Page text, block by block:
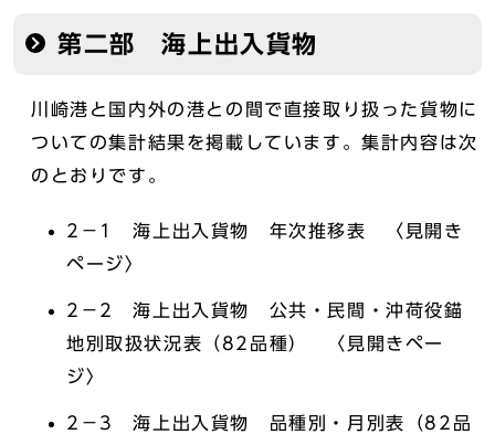
第二部 海上出入貨物
川崎港と国内外の港との間で直接取り扱った貨物に
ついての集計結果を掲載しています。集計内容は次
のとおりです。
2－1 海上出入貨物 年次推移表 〈見開き
ページ〉
2－2 海上出入貨物 公共・民間・沖荷役錨
地別取扱状況表（82品種） 〈見開きペー
ジ〉
2－3 海上出入貨物 品種別・月別表（82品